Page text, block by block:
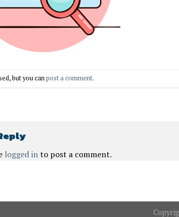
but you canpost a comment.
logged into post a comment.